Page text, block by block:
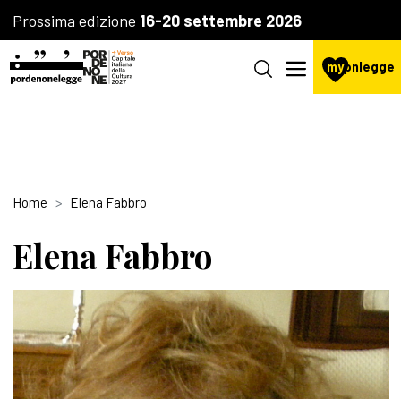
Prossima edizione 16-20 settembre 2026
mypnlegge
Home Elena Fabbro
Elena Fabbro